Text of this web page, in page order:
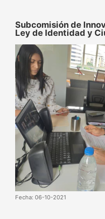
Subcomisión de
Ley de Identidad y
Fecha: 06-10-2021